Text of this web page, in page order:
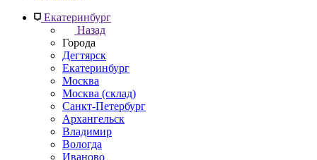
Екатеринбург
Назад
Города
Дегтярск
Екатеринбург
Москва
Москва (склад)
Санкт-Петербург
Архангельск
Владимир
Вологда
Иваново